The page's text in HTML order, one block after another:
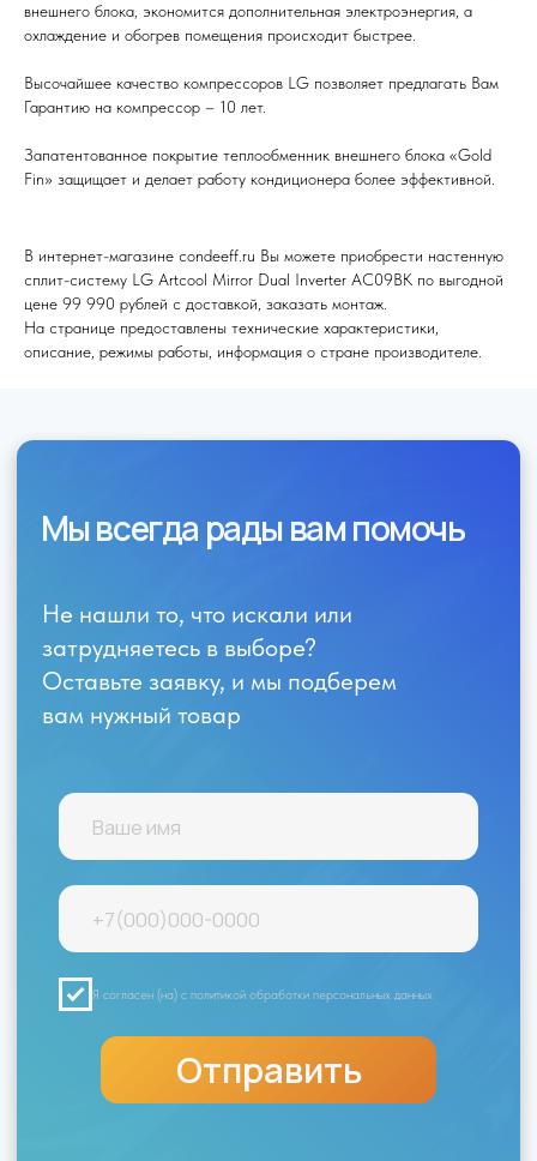
внешнего блока, экономится дополнительная электроэнергия, а
охлаждение и обогрев помещения происходит быстрее.
Высочайшее качество компрессоров LG позволяет предлагать Вам
Гарантию на компрессор – 10 лет.
Запатентованное покрытие теплообменник внешнего блока «Gold
Fin» защищает и делает работу кондиционера более эффективной.
В интернет-магазине condeeff.ru Вы можете приобрести настенную
сплит-систему LG Artcool Mirror Dual Inverter AC09BK по выгодной
цене 99 990 рублей с доставкой, заказать монтаж.
На странице предоставлены технические характеристики,
описание, режимы работы, информация о стране производителе.
Я согласен (на) с политикой обработки персональных данных
Отправить